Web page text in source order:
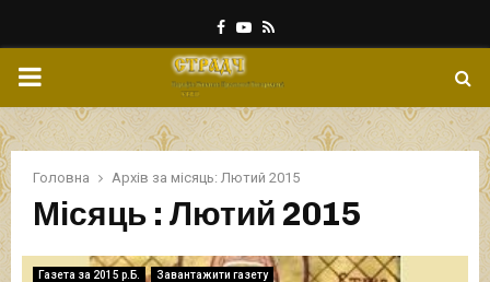
Facebook
Youtube
Rss
PRIMARY
MENU
Головна Архів за місяць: Лютий 2015
Місяць : Лютий 2015
Газета за 2015 р.Б. Завантажити газету